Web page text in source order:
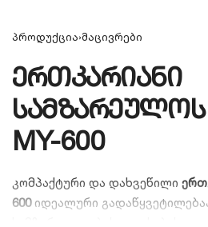
პროდუქცია›მაცივრები
ერთკარიანი
სამზარეულოს
MY-600
კომპაქტური და დახვეწილი
600იდეალური